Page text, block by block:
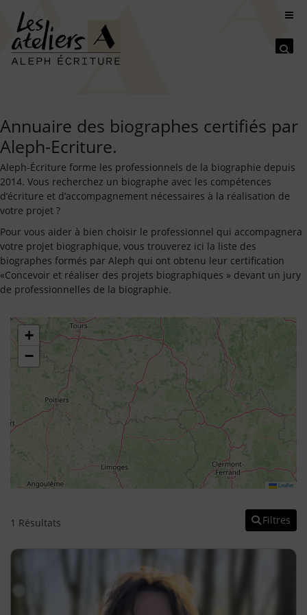
Annuaire des biographes certifiés par
Aleph-Ecriture.
Aleph-Écriture forme les professionnels de la biographie depuis
2014. Vous recherchez un biographe avec les compétences
d’écriture et d’accompagnement nécessaires à la réalisation de
votre projet ?
Pour vous aider à bien choisir le professionnel qui accompagnera
votre projet biographique, vous trouverez ici la liste des
biographes formés par Aleph qui ont obtenu leur certification
«Concevoir et réaliser des projets biographiques » devant un jury
de professionnelles de la biographie.
+
−
Leaflet
1 Résultats Filtres